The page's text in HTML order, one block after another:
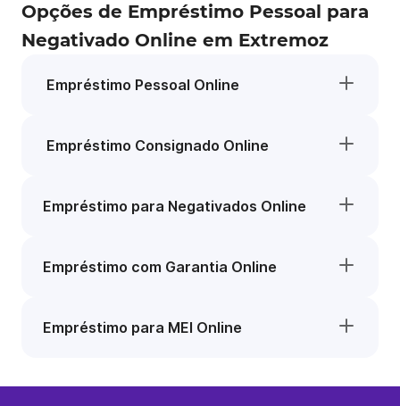
Opções de Empréstimo Pessoal para
Negativado Online em Extremoz
Empréstimo Pessoal Online
Empréstimo Consignado Online
Empréstimo para Negativados Online
Empréstimo com Garantia Online
Empréstimo para MEI Online